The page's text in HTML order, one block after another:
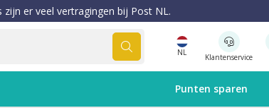
er veel vertragingen bij Post NL.
NL Klantenservice
Punten sparen